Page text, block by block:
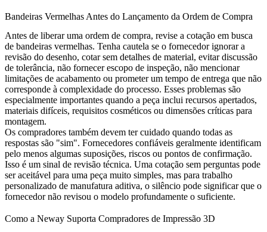
Bandeiras Vermelhas Antes do Lançamento da Ordem de Compra
Antes de liberar uma ordem de compra, revise a cotação em busca
de bandeiras vermelhas. Tenha cautela se o fornecedor ignorar a
revisão do desenho, cotar sem detalhes de material, evitar discussão
de tolerância, não fornecer escopo de inspeção, não mencionar
limitações de acabamento ou prometer um tempo de entrega que não
corresponde à complexidade do processo. Esses problemas são
especialmente importantes quando a peça inclui recursos apertados,
materiais difíceis, requisitos cosméticos ou dimensões críticas para
montagem.
Os compradores também devem ter cuidado quando todas as
respostas são "sim". Fornecedores confiáveis geralmente identificam
pelo menos algumas suposições, riscos ou pontos de confirmação.
Isso é um sinal de revisão técnica. Uma cotação sem perguntas pode
ser aceitável para uma peça muito simples, mas para trabalho
personalizado de manufatura aditiva, o silêncio pode significar que o
fornecedor não revisou o modelo profundamente o suficiente.
Como a Neway Suporta Compradores de Impressão 3D